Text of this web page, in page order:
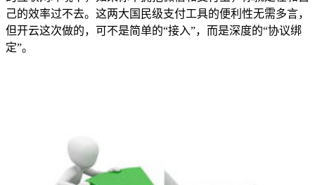
己的效率过不去。这两大国民级支付工具的便利性无需多言，
但开云这次做的，可不是简单的“接入”，而是深度的“协议绑
定”。